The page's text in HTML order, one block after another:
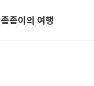
좀좀이의 여행